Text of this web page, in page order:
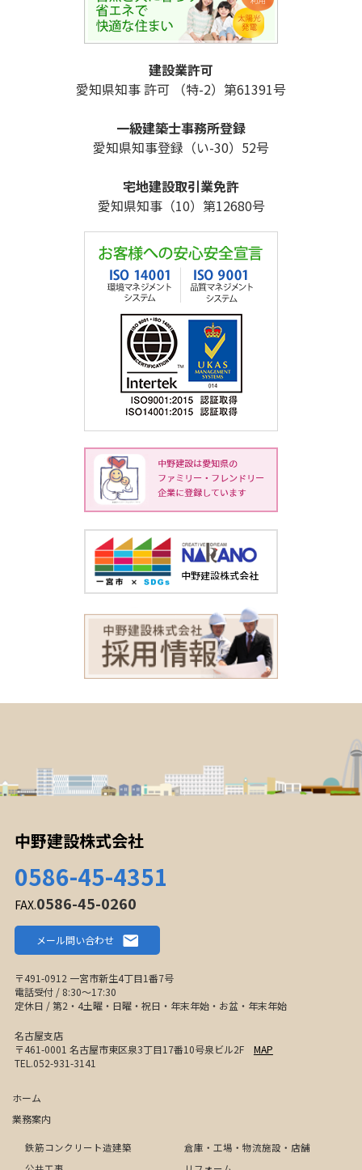
建設業許可
愛知県知事 許可 （特-2）第61391号
一級建築士事務所登録
愛知県知事登録（い-30）52号
宅地建設取引業免許
愛知県知事（10）第12680号
中野建設株式会社
0586-45-4351
FAX.0586-45-0260
メール問い合わせ
〒491-0912 一宮市新生4丁目1番7号
電話受付 / 8:30〜17:30
定休日 / 第2・4土曜・日曜・祝日・年末年始・お盆・年末年始
名古屋支店
〒461-0001 名古屋市東区泉3丁目17番10号泉ビル2F MAP
TEL.052-931-3141
ホーム
業務案内
鉄筋コンクリート造建築
倉庫・工場・物流施設・店舗